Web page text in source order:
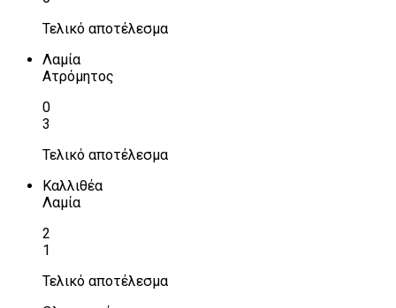
Τελικό αποτέλεσμα
Λαμία
Ατρόμητος
0
3
Τελικό αποτέλεσμα
Καλλιθέα
Λαμία
2
1
Τελικό αποτέλεσμα